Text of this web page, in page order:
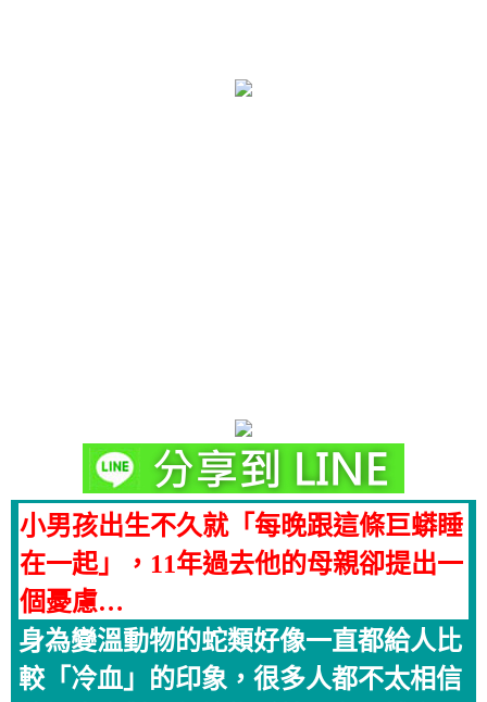
小男孩出生不久就「每晚跟這條巨蟒睡
在一起」，11年過去他的母親卻提出一
個憂慮…
身為變溫動物的蛇類好像一直都給人比
較「冷血」的印象，很多人都不太相信